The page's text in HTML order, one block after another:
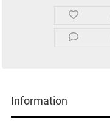
Information